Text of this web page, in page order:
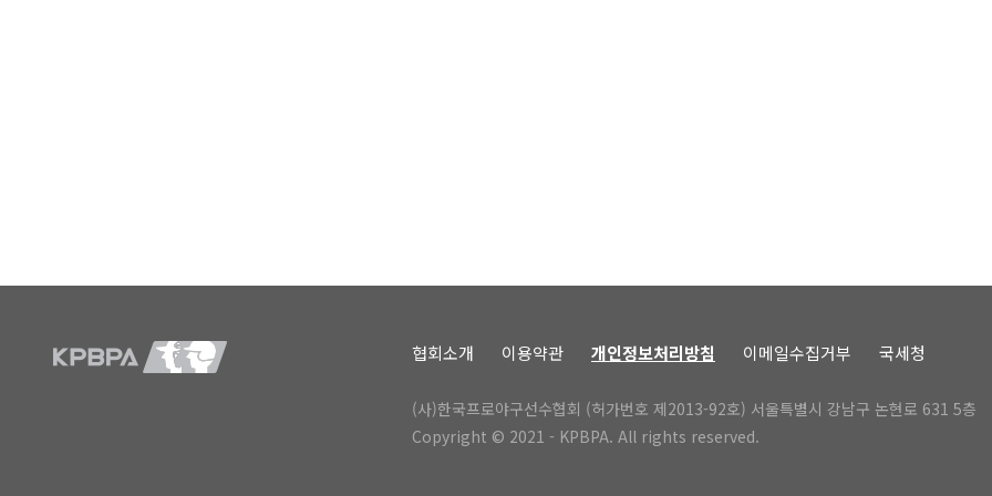
협회소개 이용약관 개인정보처리방침 이메일수집거부 국세청
(사)한국프로야구선수협회 (허가번호 제2013-92호) 서울특별시 강남구 논현로 631 5층
Copyright © 2021 - KPBPA. All rights reserved.